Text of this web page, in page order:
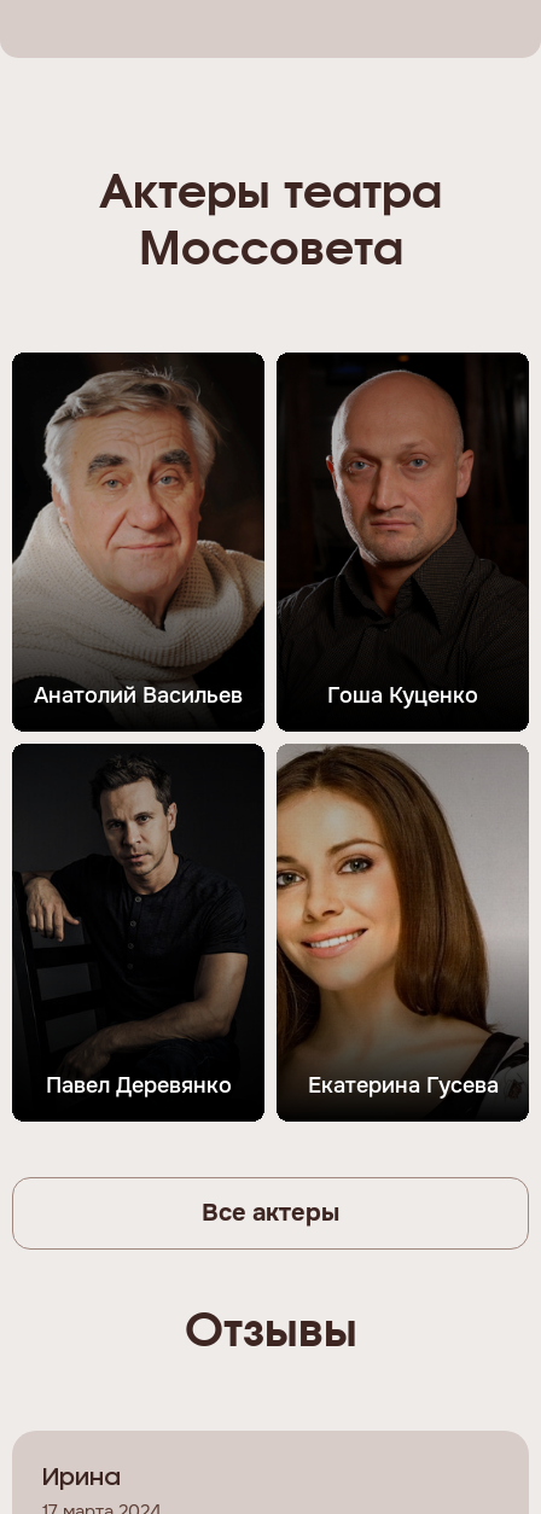
Актеры театра
Моссовета
Анатолий Васильев Гоша Куценко
Павел Деревянко Екатерина Гусева
Все актеры
Отзывы
Ирина